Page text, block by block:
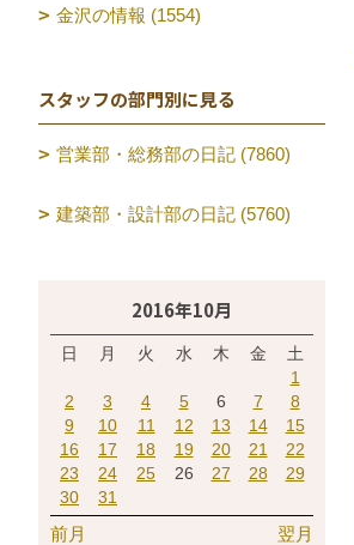
金沢の情報 (1554)
スタッフの部門別に見る
営業部・総務部の日記 (7860)
建築部・設計部の日記 (5760)
2016年10月
日 月 火 水 木 金
土
1
2
3 4 5 6 7
8
9
10 11 12 13 14
15
16
17 18 19 20 21
22
23
24 25 26 27 28
29
30
31
前月 翌月